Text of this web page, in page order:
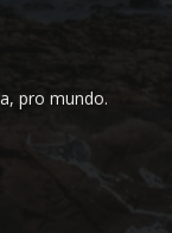
pro mundo.